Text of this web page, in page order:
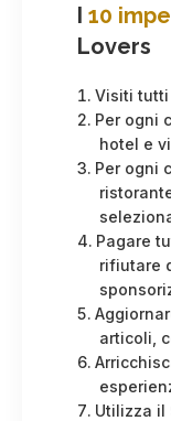
I 10
Lovers
Visiti tutti
Per ogni
hotel e
Per ogni
Pagare
rifiutare
articoli,
Utilizza il